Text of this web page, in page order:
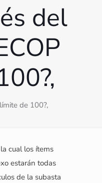
del
de 100?,
cual los ítems
estarán todas
de la subasta